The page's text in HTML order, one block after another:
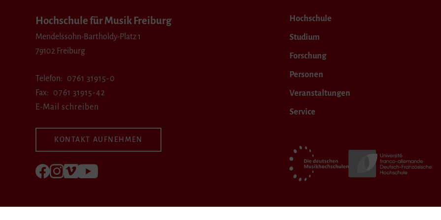
Hochschule für Musik Freiburg
Mendelssohn-Bartholdy-Platz 1
79102 Freiburg
Telefon
0761 31915-0
Fax
0761 31915-42
E-Mail schreiben
KONTAKT AUFNEHMEN
Folgen Sie uns auf Facebook
Folgen Sie uns auf Instagram
Besuchen Sie uns bei Vimeo
Hochschule
Studium
Forschung
Personen
Veranstaltungen
Service